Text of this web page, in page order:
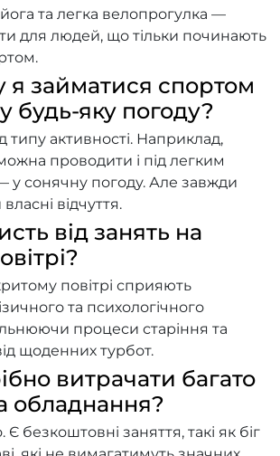
та легка велопрогулка —
для людей, що тільки починають
я займатися спортом
будь-яку погоду?
типу активності. Наприклад,
проводити і під легким
у сонячну погоду. Але завжди
відчуття.
від занять на
повітрі сприяють
та психологічного
процеси старіння та
щоденних турбот.
витрачати багато
обладнання?
Є безкоштовні заняття, такі як біг